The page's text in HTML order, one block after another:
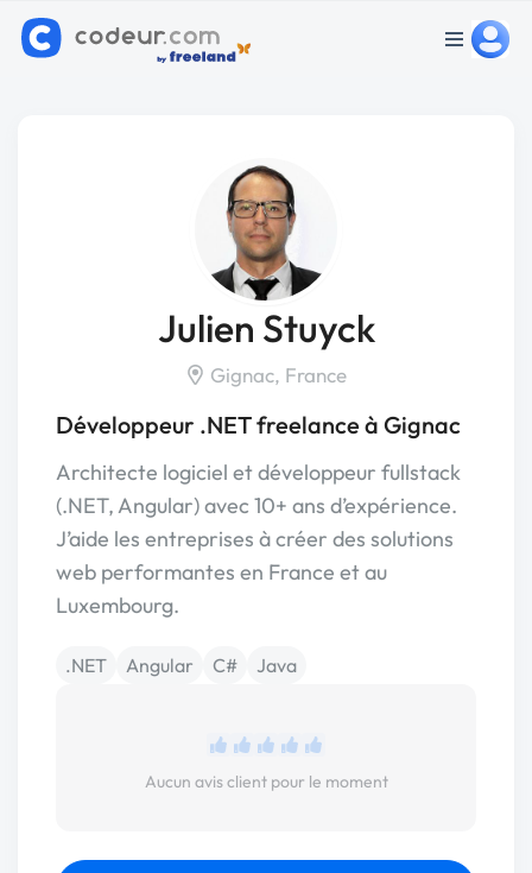
Julien Stuyck
Gignac, France
Développeur .NET freelance à Gignac
Architecte logiciel et développeur fullstack
(.NET, Angular) avec 10+ ans d’expérience.
J’aide les entreprises à créer des solutions
web performantes en France et au
Luxembourg.
.NET Angular C# Java
Aucun avis client pour le moment